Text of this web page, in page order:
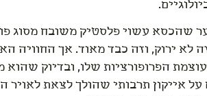
שהכסא עשוי פלסטיק משובח מסוג
לא ירוק, וזה כבד מאוד. אך החוויה
מעניק בעוצמת הפרופורציות שלו,